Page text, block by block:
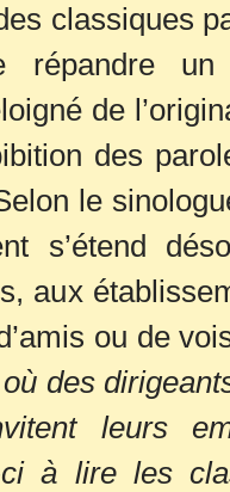
classiques
un
de
des
le
s’étend
aux
ou de
des
leurs
à lire les